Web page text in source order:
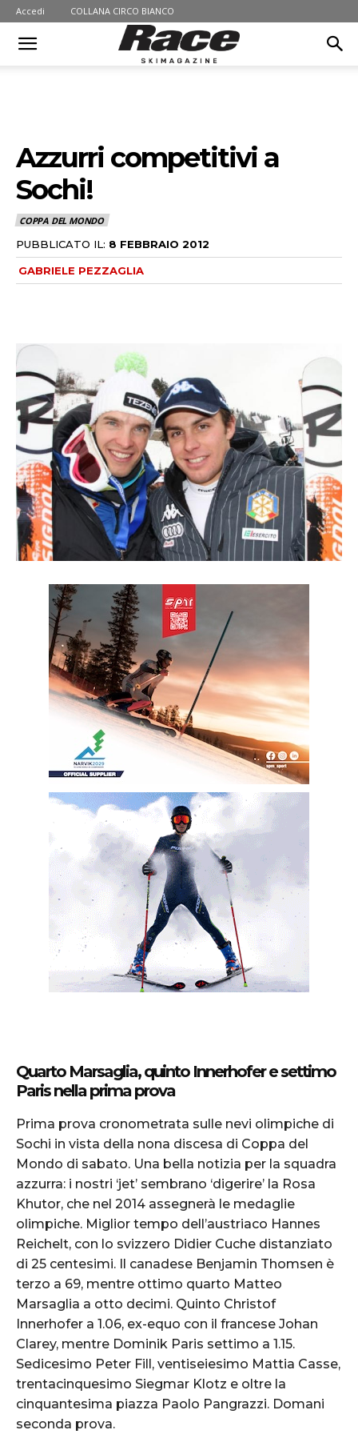
Accedi COLLANA CIRCO BIANCO
Azzurri competitivi a
Sochi!
COPPA DEL MONDO
PUBBLICATO IL: 8 FEBBRAIO 2012
GABRIELE PEZZAGLIA
Quarto Marsaglia, quinto Innerhofer e settimo
Paris nella prima prova
Prima prova cronometrata sulle nevi olimpiche di
Sochi in vista della nona discesa di Coppa del
Mondo di sabato. Una bella notizia per la squadra
azzurra: i nostri ‘jet’ sembrano ‘digerire’ la Rosa
Khutor, che nel 2014 assegnerà le medaglie
olimpiche. Miglior tempo dell’austriaco Hannes
Reichelt, con lo svizzero Didier Cuche distanziato
di 25 centesimi. Il canadese Benjamin Thomsen è
terzo a 69, mentre ottimo quarto Matteo
Marsaglia a otto decimi. Quinto Christof
Innerhofer a 1.06, ex-equo con il francese Johan
Clarey, mentre Dominik Paris settimo a 1.15.
Sedicesimo Peter Fill, ventiseiesimo Mattia Casse,
trentacinquesimo Siegmar Klotz e oltre la
cinquantesima piazza Paolo Pangrazzi. Domani
seconda prova.